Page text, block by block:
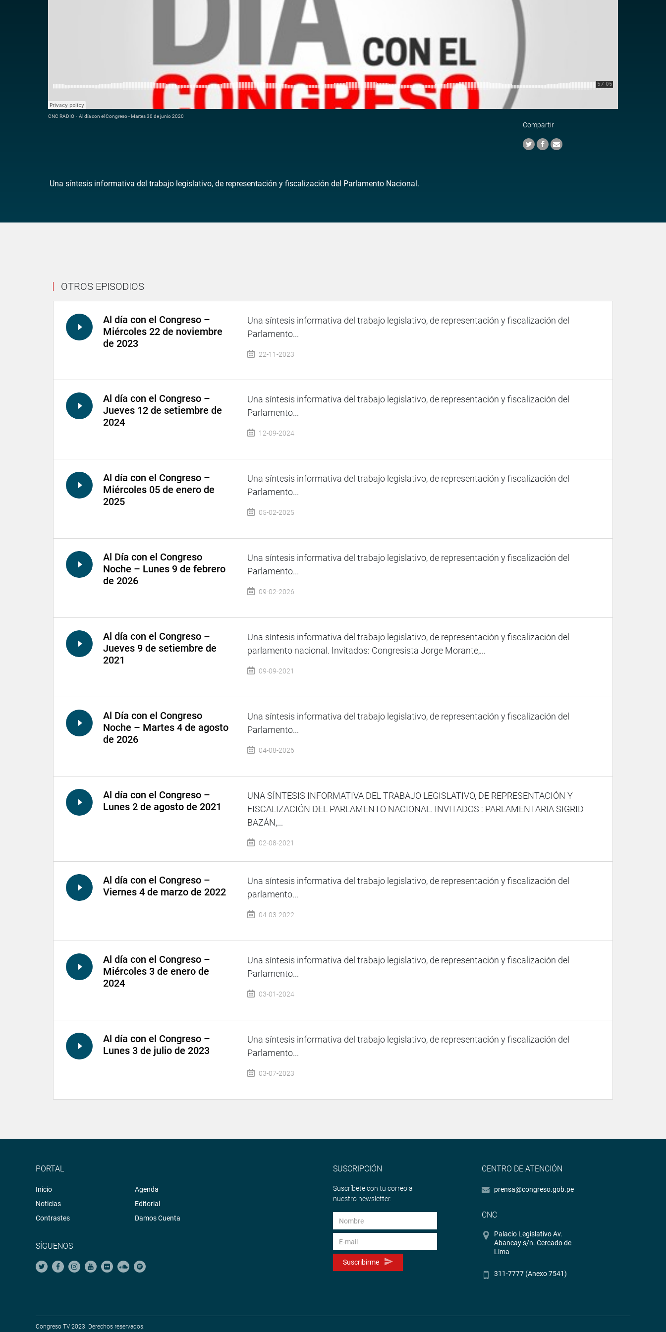
CNC RADIO · Al día con el Congreso - Martes 30 de junio 2020
Compartir
Una síntesis informativa del trabajo legislativo, de representación y fiscalización del Parlamento Nacional.
OTROS EPISODIOS
Al día con el Congreso –
Miércoles 22 de noviembre
de 2023
Una síntesis informativa del trabajo legislativo, de representación y fiscalización del
Parlamento...
22-11-2023
Al día con el Congreso –
Jueves 12 de setiembre de
2024
Una síntesis informativa del trabajo legislativo, de representación y fiscalización del
Parlamento...
12-09-2024
Al día con el Congreso –
Miércoles 05 de enero de
2025
Una síntesis informativa del trabajo legislativo, de representación y fiscalización del
Parlamento...
05-02-2025
Al Día con el Congreso
Noche – Lunes 9 de febrero
de 2026
Una síntesis informativa del trabajo legislativo, de representación y fiscalización del
Parlamento...
09-02-2026
Al día con el Congreso –
Jueves 9 de setiembre de
2021
Una síntesis informativa del trabajo legislativo, de representación y fiscalización del
parlamento nacional. Invitados: Congresista Jorge Morante,...
09-09-2021
Al Día con el Congreso
Noche – Martes 4 de agosto
de 2026
Una síntesis informativa del trabajo legislativo, de representación y fiscalización del
Parlamento...
04-08-2026
Al día con el Congreso –
Lunes 2 de agosto de 2021
UNA SÍNTESIS INFORMATIVA DEL TRABAJO LEGISLATIVO, DE REPRESENTACIÓN Y
FISCALIZACIÓN DEL PARLAMENTO NACIONAL. INVITADOS : PARLAMENTARIA SIGRID
BAZÁN,...
02-08-2021
Al día con el Congreso –
Viernes 4 de marzo de 2022
Una síntesis informativa del trabajo legislativo, de representación y fiscalización del
parlamento...
04-03-2022
Al día con el Congreso –
Miércoles 3 de enero de
2024
Una síntesis informativa del trabajo legislativo, de representación y fiscalización del
Parlamento...
03-01-2024
Al día con el Congreso –
Lunes 3 de julio de 2023
Una síntesis informativa del trabajo legislativo, de representación y fiscalización del
Parlamento...
03-07-2023
PORTAL
Inicio
Noticias
Contrastes
Agenda
Editorial
Damos Cuenta
SÍGUENOS
SUSCRIPCIÓN
Suscríbete con tu correo a
nuestro newsletter.
Suscribirme
CENTRO DE ATENCIÓN
prensa@congreso.gob.pe
CNC
Palacio Legislativo Av.
Abancay s/n. Cercado de
Lima
311-7777 (Anexo 7541)
Congreso TV 2023. Derechos reservados.